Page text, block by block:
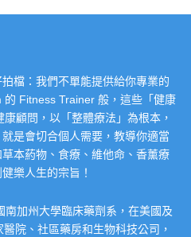
檔：我們不單能提供給你專業的
的 Fitness Trainer 般，這些「健康
顧問，以「整體療法」為根本，
是會切合個人需要，教導你適當
本葯物、食療、維他命、香薰療
樂人生的宗旨！
加州大學臨床藥劑系，在美國及
院、社區藥房和生物科技公司，